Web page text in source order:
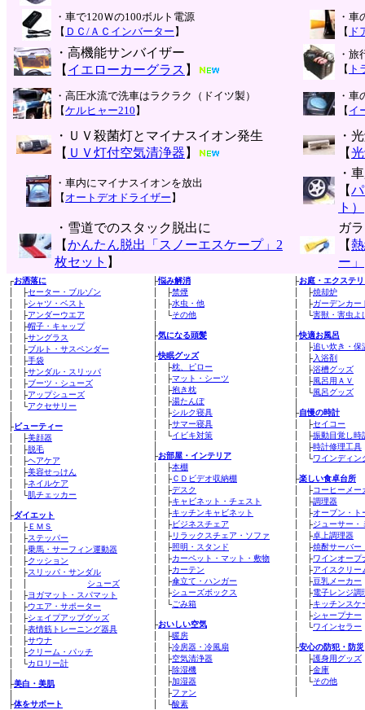
・車で120Ｗの100ボルト電源
【 ＤＣ/ＡＣインバーター 】
・車
【 ド
・高機能サンバイザー
【 イエローカーグラス 】
・旅
【 ト
・高圧水流で洗車はラクラク（ドイツ製）
【ケルヒャー210 】
・車
【 イ
・ＵＶ殺菌灯とマイナスイオン発生
【 ＵＶ灯付空気清浄器 】
・
【
・車内にマイナスイオンを放出
【 オートデオドライザー 】
・
【
ト）
・雪道でのスタック脱出に
【かんたん脱出「スノーエスケープ」2
枚セット 】
ガ
【
ー」
┌お洒落に
│ ├セーター・ブルゾン
│ ├シャツ・ベスト
│ ├アンダーウエア
│ ├帽子・キャップ
│ ├サングラス
│ ├ブルト・サスペンダー
│ ├手袋
│ ├サンダル・スリッパ
│ ├ブーツ・シューズ
│ ├アップシューズ
│ └アクセサリー
├ビューティー
│ ├美顔器
│ ├脱毛
│ ├ヘアケア
│ ├美容せっけん
│ ├ネイルケア
│ └肌チェッカー
├ダイエット
│ ├ＥＭＳ
│ ├ステッパー
│ ├乗馬・サーフィン運動器
│ ├クッション
│ ├スリッパ・サンダル
シューズ
│ ├ヨガマット・スパマット
│ ├ウエア・サポーター
│ ├シェイプアップグッズ
│ ├表情筋トレーニング器具
│ ├サウナ
│ ├クリーム・パッチ
│ └カロリー計
├美白・美肌
├体をサポート
├悩み解消
│ ├禁煙
│ ├水虫・他
│ └その他
├気になる頭髪
├快眠グッズ
│ ├枕、ピロー
│ ├マット・シーツ
│ ├抱き枕
│ ├湯たんぽ
│ ├シルク寝具
│ ├サマー寝具
│ └イビキ対策
├お部屋・インテリア
│ ├本棚
│ ├ＣＤビデオ収納棚
│ ├デスク
│ ├キャビネット・チェスト
│ ├キッチンキャビネット
│ ├ビジネスチェア
│ ├リラックスチェア・ソファ
│ ├照明・スタンド
│ ├カーペット・マット・敷物
│ ├カーテン
│ ├傘立て・ハンガー
│ ├シューズボックス
│ └ごみ箱
├おいしい空気
│ ├暖房
│ ├冷房器・冷風扇
│ ├空気清浄器
│ ├除湿機
│ ├加湿器
│ ├ファン
│ └酸素
├お庭・エクステ
│ ├焼却炉
│ ├ガーデンカー
│ └害獣・害虫よ
├快適お風呂
│ ├追い炊き・保
│ ├入浴剤
│ ├浴槽グッズ
│ ├風呂用ＡＶ
│ └風呂グッズ
├自慢の時計
│ ├セイコー
│ ├振動目覚し時
│ ├時計修理工具
│ └ワインディン
├楽しい食卓台所
│ ├コーヒーメー
│ ├調理器
│ ├オーブン・ト
│ ├ジューサー・
│ ├卓上調理器
│ ├焼酎サーバー
│ ├ワインオープ
│ ├アイスクリー
│ ├豆乳メーカー
│ ├電子レンジ調
│ ├キッチンスケ
│ ├シャープナー
│ └ワインセラー
├安心の防犯・防災
│ ├護身用グッズ
│ ├金庫
│ └その他